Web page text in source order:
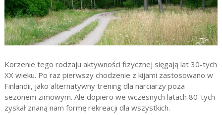
Korzenie tego rodzaju aktywności fizycznej sięgają lat 30-tych
XX wieku. Po raz pierwszy chodzenie z kijami zastosowano w
Finlandii, jako alternatywny trening dla narciarzy poza
sezonem zimowym. Ale dopiero we wczesnych latach 80-tych
zyskał znaną nam formę rekreacji dla wszystkich.